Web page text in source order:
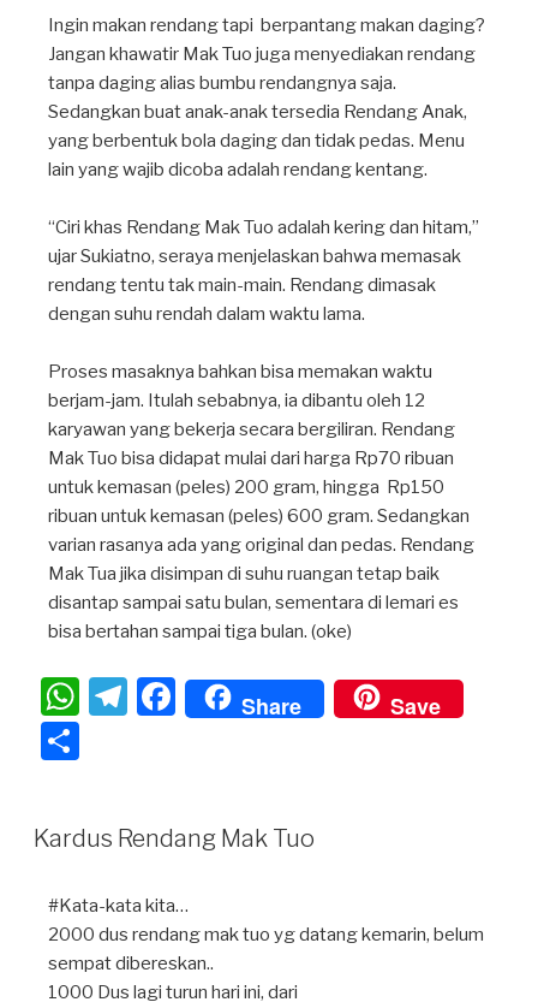
Ingin makan rendang tapi berpantang makan daging?
Jangan khawatir Mak Tuo juga menyediakan rendang
tanpa daging alias bumbu rendangnya saja.
Sedangkan buat anak-anak tersedia Rendang Anak,
yang berbentuk bola daging dan tidak pedas. Menu
lain yang wajib dicoba adalah rendang kentang. ⁣
“Ciri khas Rendang Mak Tuo adalah kering dan hitam,”
ujar Sukiatno, seraya menjelaskan bahwa memasak
rendang tentu tak main-main. Rendang dimasak
dengan suhu rendah dalam waktu lama.
Proses masaknya bahkan bisa memakan waktu
berjam-jam. Itulah sebabnya, ia dibantu oleh 12
karyawan yang bekerja secara bergiliran. Rendang
Mak Tuo bisa didapat mulai dari harga Rp70 ribuan
untuk kemasan (peles) 200 gram, hingga Rp150
ribuan untuk kemasan (peles) 600 gram. Sedangkan
varian rasanya ada yang original dan pedas. Rendang
Mak Tua jika disimpan di suhu ruangan tetap baik
disantap sampai satu bulan, sementara di lemari es
bisa bertahan sampai tiga bulan. (oke)⁣
W
A
p
p
T
a
m
F
a
b
o
k
Share Save
ar
e
Kardus Rendang Mak Tuo
#Kata-kata kita…
2000 dus rendang mak tuo yg datang kemarin, belum
sempat dibereskan..
1000 Dus lagi turun hari ini, dari